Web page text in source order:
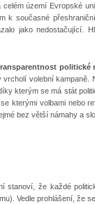
území Evropské
k současné
jako nedostačující.
politické
volební
kterým se má stát
kterými volbami nebo
bez větší námahy a
stanoví, že každé
Vedle prohlášení, že